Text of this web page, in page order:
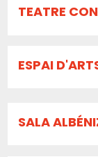
TEATRE
ESPAI
SALA